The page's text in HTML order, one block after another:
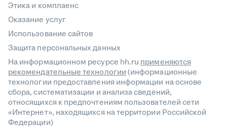
Этика и комплаенс
Оказание услуг
Использование сайтов
Защита персональных данных
На информационном ресурсе hh.ru применяются
рекомендательные технологии(информационные
технологии предоставления информации на основе
сбора, систематизации и анализа сведений,
относящихся к предпочтениям пользователей сети
«Интернет», находящихся на территории Российской
Федерации)